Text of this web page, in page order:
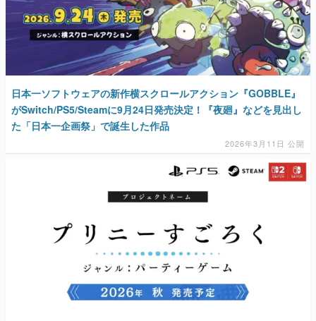
ゲームが変えた日本語
「経験値」「裏技」「ラスボス」… ゲームにまつわる言葉
の起源や用法の変遷を、コンピューター文化史研究家・タ
イニーP氏が徹底調査。
カテゴリ
特集記事
その他
電ファミニコゲーマーとは？
運営：株式会社マレ
日本一ソフトウェアの新作横スクロールアクション『GOBBLE』
がSwitch/PS5/Steamに9月24日発売決定！『夜廻』などを見出し
た「日本一企画祭」で誕生した作品
2026年3月11日 公開
日本一ソフトウェアが新作パーティーゲーム『プリニーすごろ